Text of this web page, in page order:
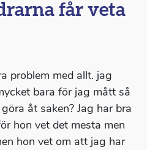
får veta
problem med allt. jag
bara för jag mått så
åt saken? Jag har bra
hon vet det mesta men
hon vet om att jag har